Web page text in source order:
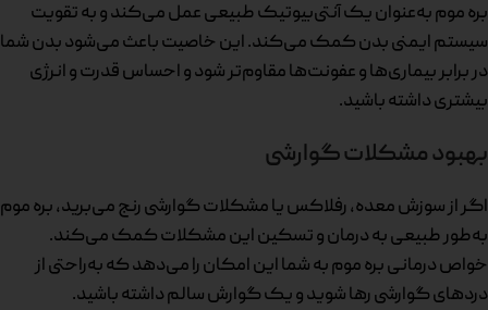
بره موم به‌عنوان یک آنتی‌بیوتیک طبیعی عمل می‌کند و به تقویت
سیستم ایمنی بدن کمک می‌کند. این خاصیت باعث می‌شود بدن شما
در برابر بیماری‌ها و عفونت‌ها مقاوم‌تر شود و احساس قدرت و انرژی
بیشتری داشته باشید.
بهبود مشکلات گوارشی
اگر از سوزش معده، رفلاکس یا مشکلات گوارشی رنج می‌برید، بره موم
به‌طور طبیعی به درمان و تسکین این مشکلات کمک می‌کند.
خواص درمانی بره موم به شما این امکان را می‌دهد که به‌راحتی از
دردهای گوارشی رها شوید و یک گوارش سالم داشته باشید.